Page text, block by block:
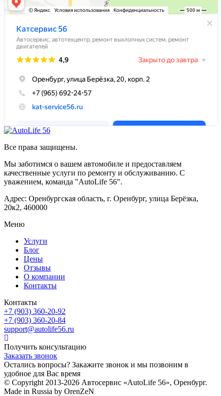
Все права защищены.
Мы заботимся о вашем автомобиле и предоставляем
качественные услуги по ремонту и обслуживанию. С
уважением, команда "AutoLife 56".
Адрес: Оренбургская область, г. Оренбург, улица Берёзка,
20к2, 460000
Меню
Услуги
Блог
Цены
Отзывы
О компании
Контакты
Контакты
+7 (903) 360-20-92
+7 (903) 360-20-84
support@autolife56.ru
Получить консультацию
Заказать звонок
Остались вопросы? Закажите звонок и мы позвоним в
удобное для Вас время
© Copyright 2013-2026 Автосервис «AutoLife 56», Оренбург.
Made in Russia by OrenZeN